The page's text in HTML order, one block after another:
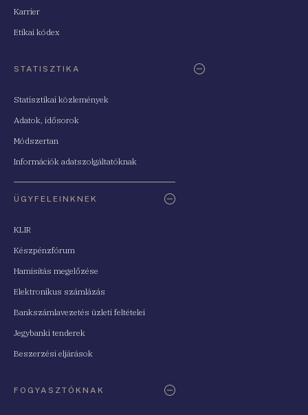
Karrier
Etikai kódex
STATISZTIKA
Statisztikai közlemények
Adatok, idősorok
Módszertan
Információk adatszolgáltatóknak
ÜGYFELEINKNEK
KLIR
Készpénzfórum
Hamisítás megelőzése
Elektronikus számlázás
Bankszámlavezetés üzleti feltételei
Jegybanki tenderek
Beszerzési eljárások
FOGYASZTÓKNAK